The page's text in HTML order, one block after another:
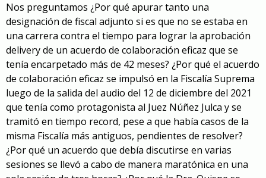
Nos preguntamos ¿Por qué apurar tanto una
designación de fiscal adjunto si es que no se estaba en
una carrera contra el tiempo para lograr la aprobación
delivery de un acuerdo de colaboración eficaz que se
tenía encarpetado más de 42 meses? ¿Por qué el acuerdo
de colaboración eficaz se impulsó en la Fiscalía Suprema
luego de la salida del audio del 12 de diciembre del 2021
que tenía como protagonista al Juez Núñez Julca y se
tramitó en tiempo record, pese a que había casos de la
misma Fiscalía más antiguos, pendientes de resolver?
¿Por qué un acuerdo que debía discutirse en varias
sesiones se llevó a cabo de manera maratónica en una